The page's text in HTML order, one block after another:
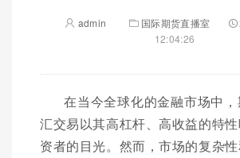
admin 国际期货直播室
12:04:26
在当今全球化的金融市场中
汇交易以其高杠杆、高收益的特
资者的目光。然而，市场的复杂